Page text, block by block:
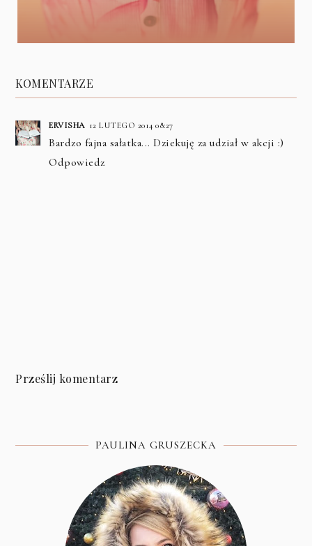
KOMENTARZE
ERVISHA 12 LUTEGO 2014 08:27
Bardzo fajna sałatka... Dziekuję za udział w akcji :)
Odpowiedz
Prześlij komentarz
PAULINA GRUSZECKA